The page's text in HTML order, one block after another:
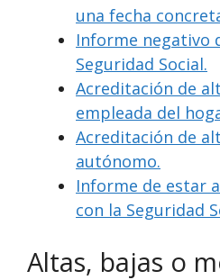
una fecha
Informe negativo
Seguridad Social.
Acreditación de
empleada del
Acreditación de
autónomo.
Informe de estar
con la Seguridad
Altas, bajas o